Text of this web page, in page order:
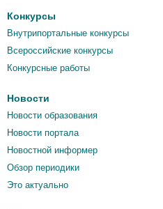
Конкурсы
Внутрипортальные конкурсы
Всероссийские конкурсы
Конкурсные работы
Новости
Новости образования
Новости портала
Новостной информер
Обзор периодики
Это актуально